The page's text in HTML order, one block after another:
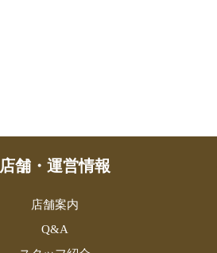
店舗・運営情報
店舗案内
Q&A